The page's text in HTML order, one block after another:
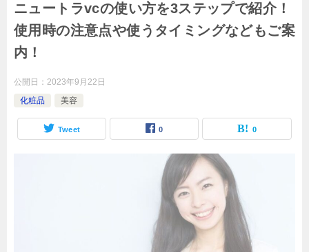
ニュートラvcの使い方を3ステップで紹介！
使用時の注意点や使うタイミングなどもご案
内！
公開日： 2023年9月22日
化粧品
美容
Tweet 0 0